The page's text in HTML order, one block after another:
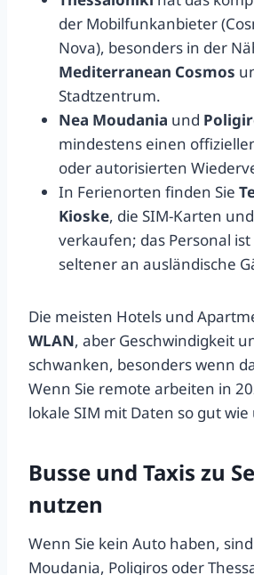
der Mobilfunkanbieter
Nova), besonders in der
Mediterranean Cosmos
Stadtzentrum.
Nea Moudania und
mindestens einen
oder autorisierten
In Ferienorten finden Sie
Kioske, die SIM-Karten
verkaufen; das Personal
seltener an ausländische
Die meisten Hotels und
WLAN, aber Geschwindigkeit
schwanken, besonders wenn
Wenn Sie remote arbeiten in
lokale SIM mit Daten so gut
Busse und Taxis zu
nutzen
Wenn Sie kein Auto haben,
Moudania, Poligiros oder